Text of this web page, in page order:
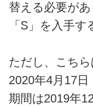
替える必要が
「S」を入手す
ただし、こちら
2020年4月17
期間は2019年